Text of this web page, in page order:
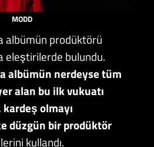
MODD
albümün prodüktörü
eleştirilerde bulundu.
albümün nerdeyse tüm
alan bu ilk vukuatı
olmayı
düzgün bir prodüktör
kullandı.